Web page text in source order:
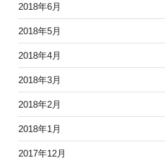
2018年6月
2018年5月
2018年4月
2018年3月
2018年2月
2018年1月
2017年12月